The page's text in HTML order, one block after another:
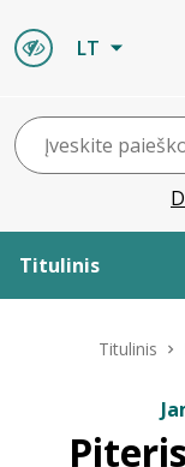
LT
Titulinis
Titulinis